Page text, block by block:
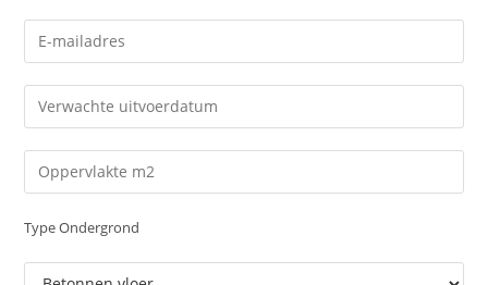
Type Ondergrond